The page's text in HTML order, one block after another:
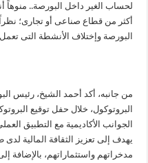
لحساب الغير داخل البورصة.. منوهاً
أكثر من قطاع صناعى أو تجارى؛
البورصة وإختلاف الأنشطة التى
من جانبه، أكد أحمد الشيخ، رئيس
البروتوكول، خلال حفل توقيع
الجوانب الأكاديمية مع التطبيق
يهدف إلى تعزيز الثقافة المالية
مدخراتهم واستثماراتهم، بالإضافة